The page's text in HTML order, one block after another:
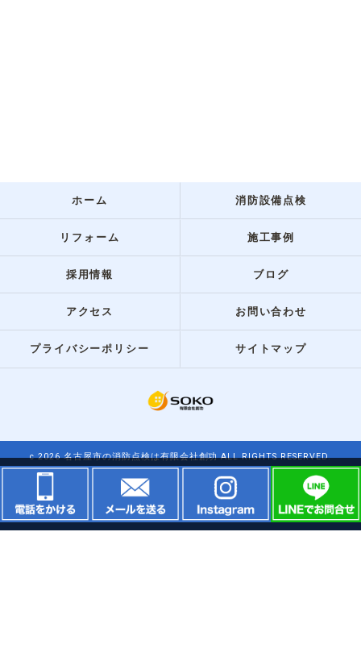
ホーム 消防設備点検
リフォーム 施工事例
採用情報 ブログ
アクセス お問い合わせ
プライバシーポリシー サイトマップ
c 2026 名古屋市の消防点検は有限会社創功 ALL RIGHTS RESERVED.